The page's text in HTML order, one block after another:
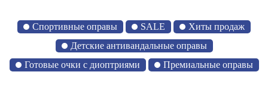
Спортивные оправы SALE
Хиты продаж
Детские антивандальные оправы
Готовые очки с диоптриями
Премиальные оправы